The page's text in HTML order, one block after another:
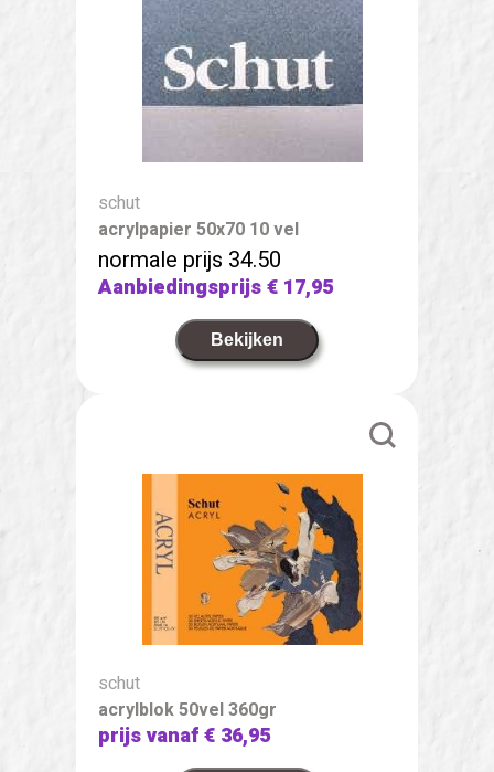
schut
acrylpapier 50x70 10 vel
normale prijs 34.50
Aanbiedingsprijs€ 17,95
Bekijken
schut
acrylblok 50vel 360gr
prijs vanaf€ 36,95